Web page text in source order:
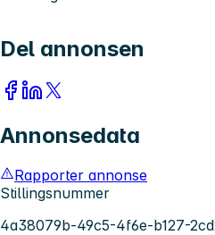
Del annonsen
Annonsedata
Rapporter annonse
Stillingsnummer
4a38079b-49c5-4f6e-b127-